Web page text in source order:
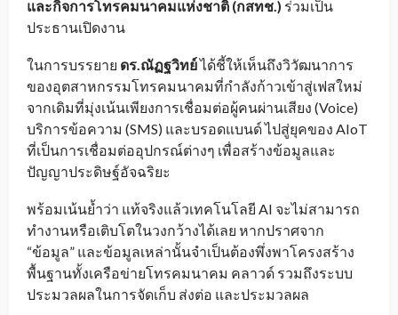
และกิจการโทรคมนาคมแห่งชาติ (กสทช.) ร่วมเป็น
ประธานเปิดงาน
ในการบรรยาย ดร.ณัฏฐวิทย์ได้ชี้ให้เห็นถึงวิวัฒนาการ
ของอุตสาหกรรมโทรคมนาคมที่กำลังก้าวเข้าสู่เฟสใหม่
จากเดิมที่มุ่งเน้นเพียงการเชื่อมต่อผู้คนผ่านเสียง (Voice)
บริการข้อความ (SMS) และบรอดแบนด์ ไปสู่ยุคของ AIoT
ที่เป็นการเชื่อมต่ออุปกรณ์ต่างๆ เพื่อสร้างข้อมูลและ
ปัญญาประดิษฐ์อัจฉริยะ
พร้อมเน้นย้ำว่า แท้จริงแล้วเทคโนโลยี AI จะไม่สามารถ
ทำงานหรือเติบโตในวงกว้างได้เลย หากปราศจาก
“ข้อมูล” และข้อมูลเหล่านั้นจำเป็นต้องพึ่งพาโครงสร้าง
พื้นฐานทั้งเครือข่ายโทรคมนาคม คลาวด์ รวมถึงระบบ
ประมวลผลในการจัดเก็บ ส่งต่อ และประมวลผล